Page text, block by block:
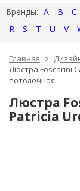
A B C
R
S T U V
Главная
Люстра Foscarini
потолочная
Люстра
Patricia